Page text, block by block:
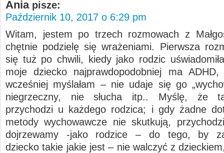
Ania pisze:
Październik 10, 2017 o 6:29 pm
Witam, jestem po trzech rozmowach z
chętnie podzielę się wrażeniami. Pierwsza
się tuż po chwili, kiedy jako rodzic
moje dziecko najprawdopodobniej ma
wcześniej myślałam – nie udaje się go
niegrzeczny, nie słucha itp.. Myślę, że
przychodzi u każdego rodzica; i gdy żadne
metody wychowawcze nie skutkują,
dojrzewamy -jako rodzice – do tego, by
dziecko takie jakie jest – nie walczyć z